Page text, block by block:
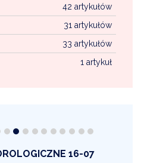
42 artykułów
31 artykułów
33 artykułów
1 artykuł
16-07